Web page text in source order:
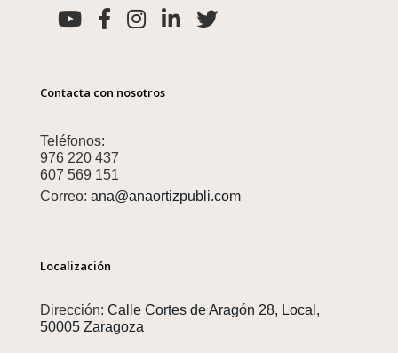
Contacta con nosotros
Teléfonos:
976 220 437
607 569 151
Correo: ana@anaortizpubli.com
Localización
Dirección: Calle Cortes de Aragón 28, Local,
50005 Zaragoza